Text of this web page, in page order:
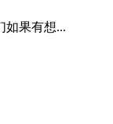
如果有想...